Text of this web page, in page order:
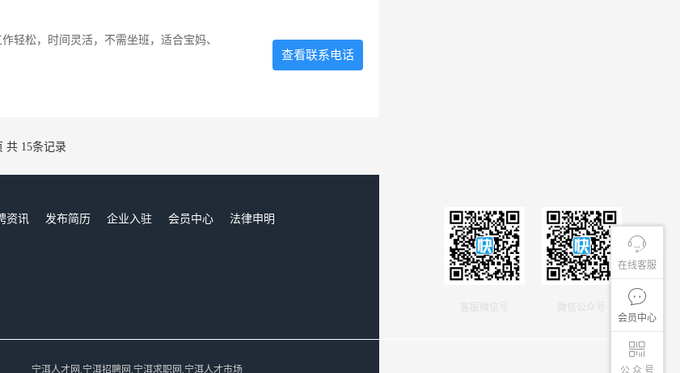
在线客服
会员中心
公 众 号
轻松，时间灵活，不需坐班，适合宝妈、
查看联系电话
共 15条记录
资讯 发布简历 企业入驻 会员中心
法律申明
客服微信号
宁洱人才网,宁洱招聘网,宁洱求职网,宁洱人才市场